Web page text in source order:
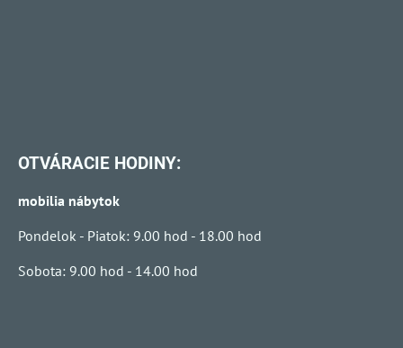
OTVÁRACIE HODINY:
mobilia nábytok
Pondelok - Piatok: 9.00 hod - 18.00 hod
Sobota: 9.00 hod - 14.00 hod